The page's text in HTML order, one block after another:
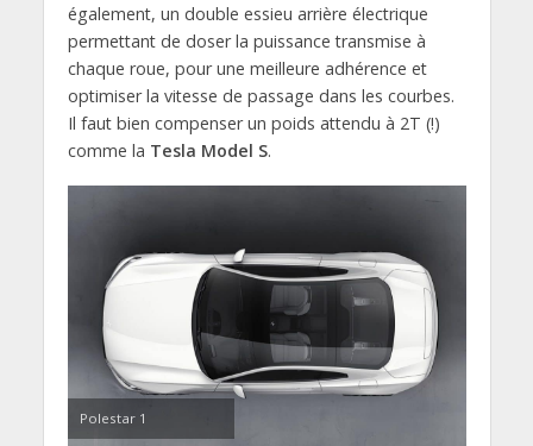
également, un double essieu arrière électrique
permettant de doser la puissance transmise à
chaque roue, pour une meilleure adhérence et
optimiser la vitesse de passage dans les courbes.
Il faut bien compenser un poids attendu à 2T (!)
comme la Tesla Model S.
Polestar 1